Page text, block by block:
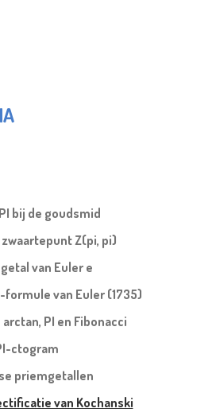
PI bij de goudsmid
Z(pi, pi)
van Euler e
formule van Euler (1735)
arctan, PI en Fibonacci
ctogram
priemgetallen
van Kochanski